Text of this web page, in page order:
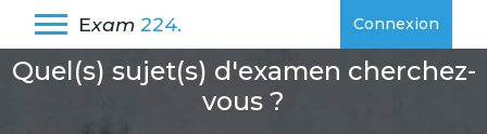
Exam 224. Connexion
Quel(s) sujet(s) d'examen cherchez-
vous ?